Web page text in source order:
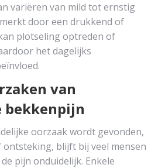
variëren van mild tot ernstig
door een drukkend of
plotseling optreden of
het dagelijks
van
bekkenpijn
oorzaak wordt gevonden,
ontsteking, blijft bij veel mensen
pijn onduidelijk. Enkele